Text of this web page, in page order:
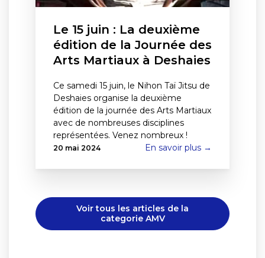
Le 15 juin : La deuxième
édition de la Journée des
Arts Martiaux à Deshaies
Ce samedi 15 juin, le Nihon Taï Jitsu de
Deshaies organise la deuxième
édition de la journée des Arts Martiaux
avec de nombreuses disciplines
représentées. Venez nombreux !
20 mai 2024 En savoir plus →
Voir tous les articles de la
categorie AMV